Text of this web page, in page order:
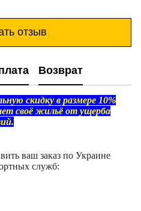
отзыв
Возврат
скидку в размере 10%
своё жильё от ущерба
ваш заказ по Украине
служб: